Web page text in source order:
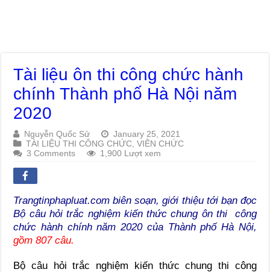
Tài liệu ôn thi công chức hành
chính Thành phố Hà Nội năm
2020
Nguyễn Quốc Sử
January 25, 2021
TÀI LIỆU THI CÔNG CHỨC, VIÊN CHỨC
3 Comments
1,900 Lượt xem
Trangtinphapluat.com biên soạn, giới thiệu tới bạn đọc
Bộ câu hỏi trắc nghiệm kiến thức chung ôn thi công
chức hành chính năm 2020 của Thành phố Hà Nội,
gồm 807 câu.
Bộ câu hỏi trắc nghiệm kiến thức chung thi công